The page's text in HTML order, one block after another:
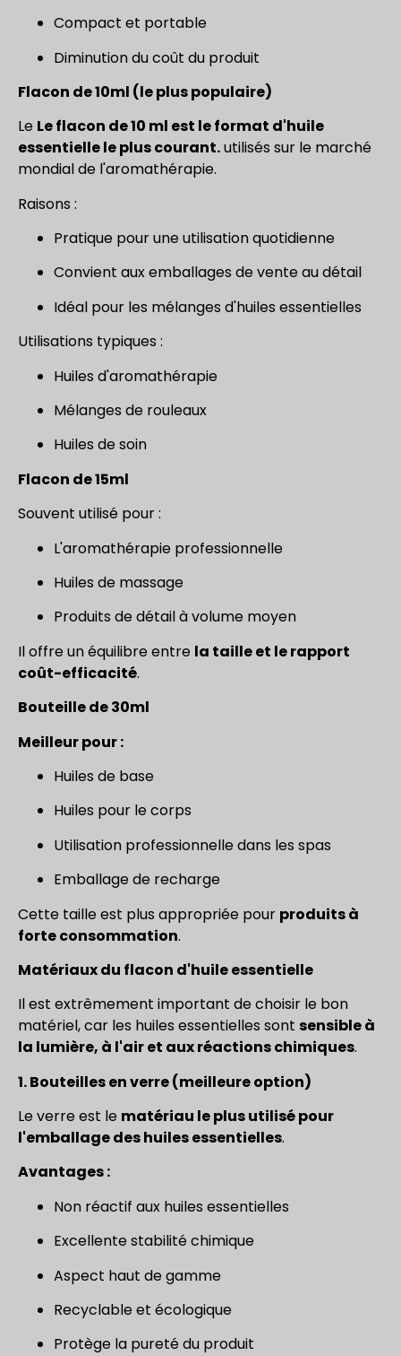
Compact et portable
Diminution du coût du produit
Flacon de 10ml (le plus populaire)
Le Le flacon de 10 ml est le format d'huile
essentielle le plus courant.utilisés sur le marché
mondial de l'aromathérapie.
Raisons :
Pratique pour une utilisation quotidienne
Convient aux emballages de vente au détail
Idéal pour les mélanges d'huiles essentielles
Utilisations typiques :
Huiles d'aromathérapie
Mélanges de rouleaux
Huiles de soin
Flacon de 15ml
Souvent utilisé pour :
L'aromathérapie professionnelle
Huiles de massage
Produits de détail à volume moyen
Il offre un équilibre entre la taille et le rapport
coût-efficacité.
Bouteille de 30ml
Meilleur pour :
Huiles de base
Huiles pour le corps
Utilisation professionnelle dans les spas
Emballage de recharge
Cette taille est plus appropriée pour produits à
forte consommation.
Matériaux du flacon d'huile essentielle
Il est extrêmement important de choisir le bon
matériel, car les huiles essentielles sont sensible à
la lumière, à l'air et aux réactions chimiques.
1. Bouteilles en verre (meilleure option)
Le verre est le matériau le plus utilisé pour
l'emballage des huiles essentielles.
Avantages :
Non réactif aux huiles essentielles
Excellente stabilité chimique
Aspect haut de gamme
Recyclable et écologique
Protège la pureté du produit